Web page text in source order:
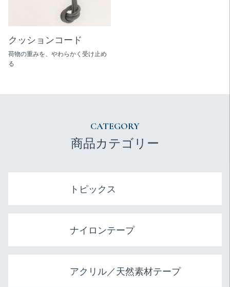
クッションコード
荷物の重みを、やわらかく受け止め
る
CATEGORY
商品カテゴリー
トピックス
ナイロンテープ
アクリル／天然素材テープ